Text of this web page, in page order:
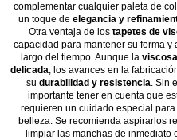
complementar cualquier paleta de
un toque de elegancia y
Otra ventaja de los tapetes de
capacidad para mantener su forma y
largo del tiempo. Aunque la viscosa
delicada, los avances en la
su durabilidad y resistencia. Sin
importante tener en cuenta que
requieren un cuidado especial para
belleza. Se recomienda aspirarlos
limpiar las manchas de inmediato